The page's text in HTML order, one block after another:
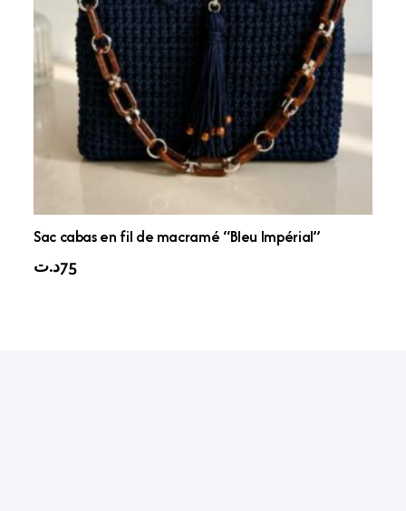
Sac cabas en fil de macramé “Bleu Impérial”
75د.ت